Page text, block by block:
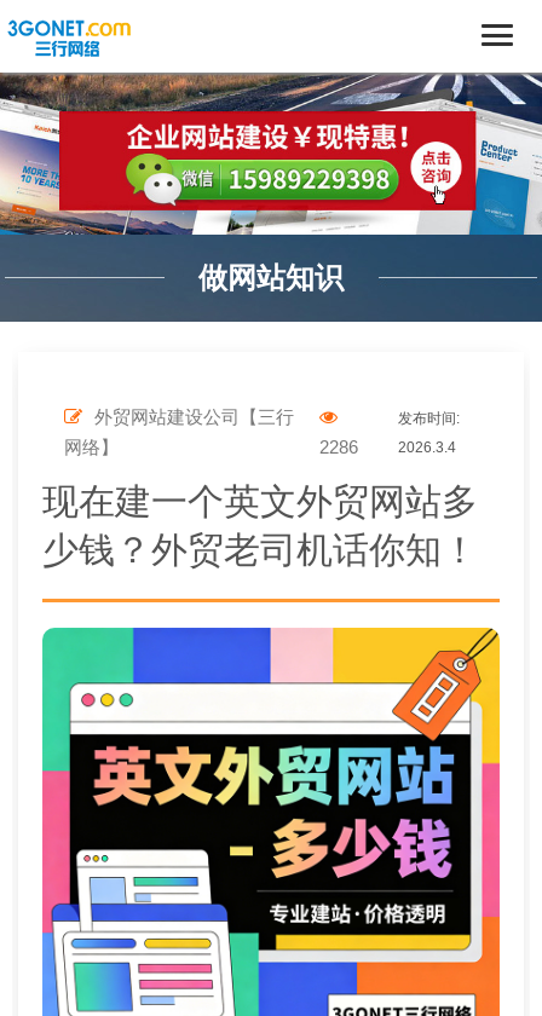
做网站知识
外贸网站建设公司【三行
网络】
2286
发布时间:
2026.3.4
现在建一个英文外贸网站多
少钱？外贸老司机话你知！